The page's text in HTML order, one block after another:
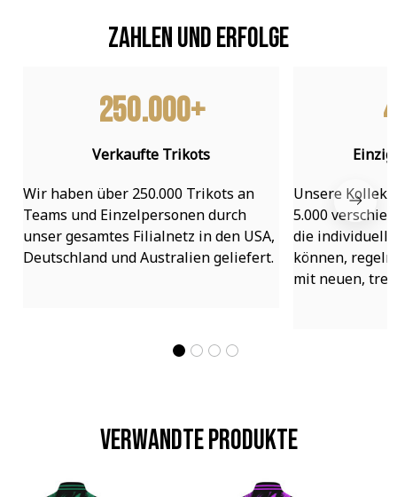
Zahlen und Erfolge
250.000+
Verkaufte Trikots
Wir haben über 250.000 Trikots an
Teams und Einzelpersonen durch
unser gesamtes Filialnetz in den USA,
Deutschland und Australien geliefert.
Unsere
5.000
die individuell
können,
mit neuen,
Verwandte Produkte